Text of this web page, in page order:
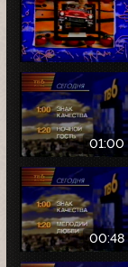
01:00
00:48